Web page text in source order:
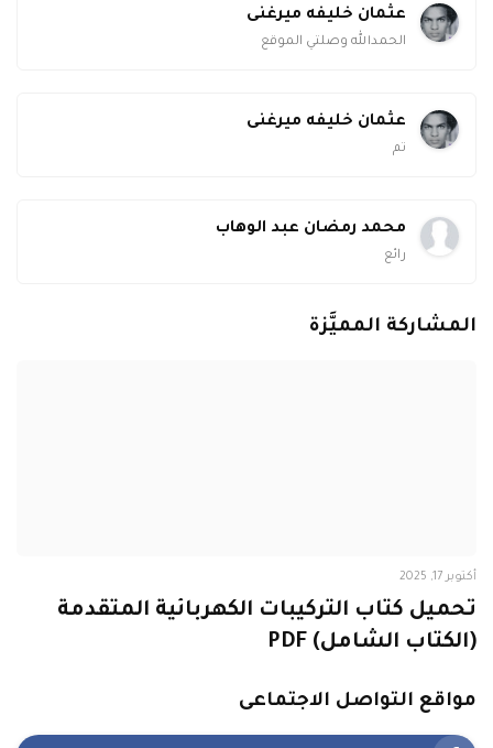
عثمان خليفه ميرغنى
الحمدالله وصلتي الموقع
عثمان خليفه ميرغنى
تم
محمد رمضان عبد الوهاب
رائع
المشاركة المميَّزة
أكتوبر 17, 2025
تحميل كتاب التركيبات الكهربائية المتقدمة
(الكتاب الشامل) PDF
مواقع التواصل الاجتماعى